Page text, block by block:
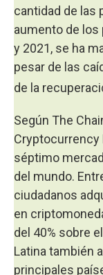
cantidad de las
aumento de los
y 2021, se ha
pesar de las
de la
Según The
Cryptocurrency
séptimo
del mundo.
ciudadanos
en
del 40% sobre
Latina también
principales